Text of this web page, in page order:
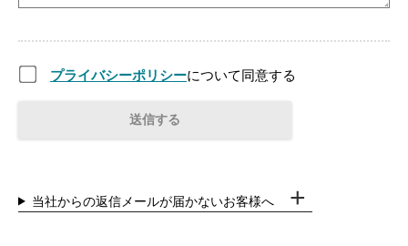
プライバシーポリシーについて同意する
当社からの返信メールが届かないお客様へ